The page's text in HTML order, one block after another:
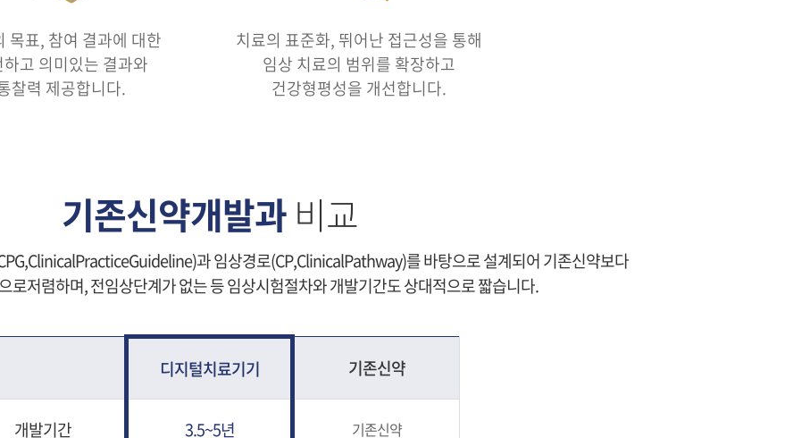
목표, 참여 결과에 대한
하고 의미있는 결과와
찰력 제공합니다.
치료의 표준화, 뛰어난 접근성을 통해
임상 치료의 범위를 확장하고
건강형평성을 개선합니다.
기존신약개발과 비교
과 임상경로(CP,ClinicalPathway)를 바탕으로 설계되어 기존신약보다
로저렴하며, 전임상단계가 없는 등 임상시험절차와 개발기간도 상대적으로 짧습니다.
디지털치료기기 기존신약
개발기간 3.5~5년 기존신약